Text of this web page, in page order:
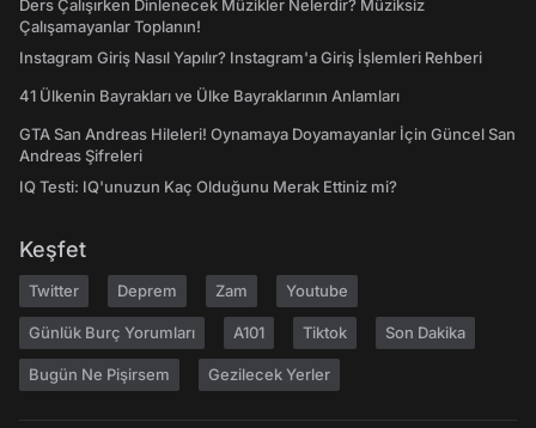
Ders Çalışırken Dinlenecek Müzikler Nelerdir? Müziksiz
Çalışamayanlar Toplanın!
Instagram Giriş Nasıl Yapılır? Instagram'a Giriş İşlemleri Rehberi
41 Ülkenin Bayrakları ve Ülke Bayraklarının Anlamları
GTA San Andreas Hileleri! Oynamaya Doyamayanlar İçin Güncel San
Andreas Şifreleri
IQ Testi: IQ'unuzun Kaç Olduğunu Merak Ettiniz mi?
Keşfet
Twitter Deprem Zam Youtube
Günlük Burç Yorumları A101 Tiktok Son Dakika
Bugün Ne Pişirsem Gezilecek Yerler